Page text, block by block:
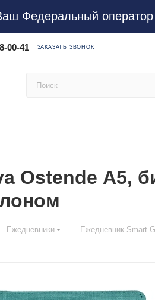
Федеральный
00-41 ЗАКАЗАТЬ ЗВОНОК
Ostende А5,
Ежедневники — Ежедневник Smart